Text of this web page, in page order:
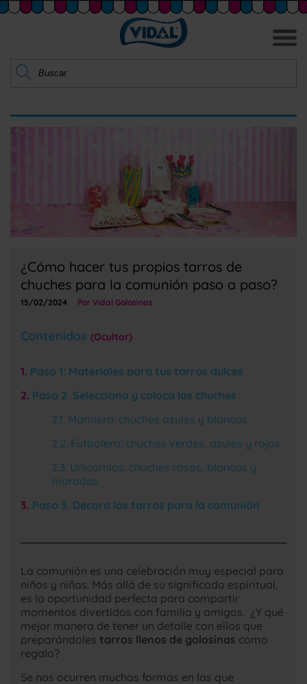
¿Cómo hacer tus propios tarros de
chuches para la comunión paso a paso?
15/02/2024 Por Vidal Golosinas
Contenidos Ocultar
Paso 1: Materiales para tus tarros dulces
Paso 2. Selecciona y coloca las chuches
Marinera: chuches azules y blancas
Futbolera: chuches verdes, azules y rojas
Unicornios: chuches rosas, blancas y
moradas
Paso 3. Decora los tarros para la comunión
La comunión es una celebración muy especial para
niños y niñas. Más allá de su significado espiritual,
es la oportunidad perfecta para compartir
momentos divertidos con familia y amigos. ¿Y qué
mejor manera de tener un detalle con ellos que
preparándoles tarros llenos de golosinas como
regalo?
Se nos ocurren muchas formas en las que